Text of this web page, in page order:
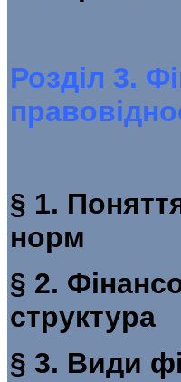
Розділ 3.
§ 1.
§ 2.
§ 3. Види